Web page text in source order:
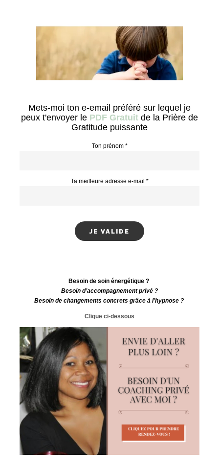
Mets-moi ton e-email préféré sur lequel je
peux t'envoyer le PDF Gratuit de la Prière de
Gratitude puissante
Ton prénom *
Ta meilleure adresse e-mail *
Besoin de soin énergétique ?
Besoin d’accompagnement privé ?
Besoin de changements concrets grâce à l’hypnose ?
Clique ci-dessous